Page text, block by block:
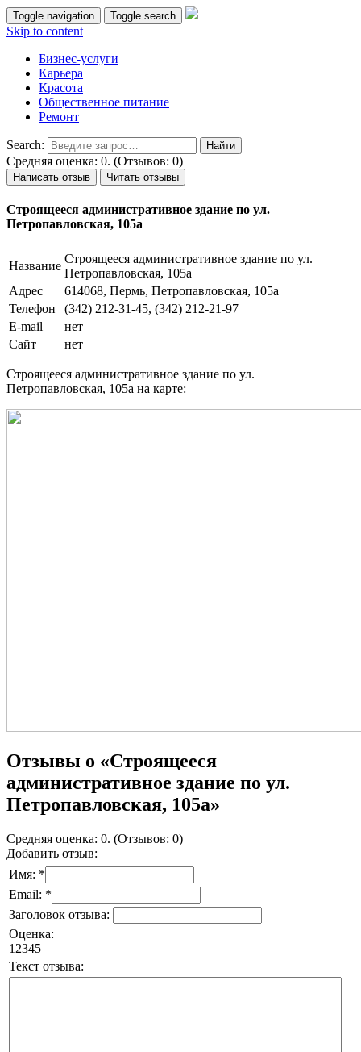
Toggle navigation Toggle search
Skip to content
Бизнес-услуги
Карьера
Красота
Общественное питание
Ремонт
Search:
Средняя оценка: 0. (Отзывов: 0)
Написать отзыв Читать отзывы
Строящееся административное здание по ул.
Петропавловская, 105а
Название
Строящееся административное здание по ул.
Петропавловская, 105а
Адрес
614068, Пермь, Петропавловская, 105а
Телефон
(342) 212-31-45, (342) 212-21-97
E-mail
нет
Сайт
нет
Строящееся административное здание по ул.
Петропавловская, 105а на карте:
Отзывы о «Строящееся
административное здание по ул.
Петропавловская, 105а»
Средняя оценка: 0. (Отзывов: 0)
Добавить отзыв:
Имя: *
Email: *
Заголовок отзыва:
Оценка:
1 2345
Текст отзыва: